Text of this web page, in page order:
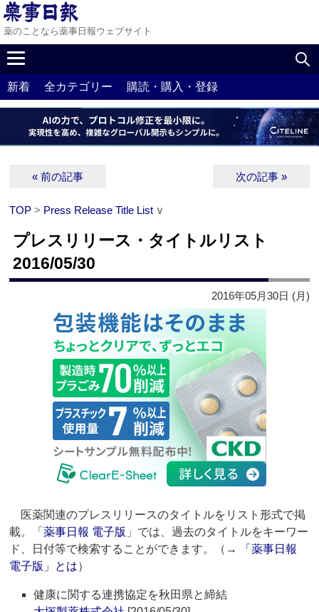
薬のことなら薬事日報ウェブサイト
新着 全カテゴリー 購読・購入・登録
« 前の記事 次の記事 »
TOP > Press Release Title List ∨
プレスリリース・タイトルリスト
2016/05/30
2016年05月30日 (月)
医薬関連のプレスリリースのタイトルをリスト形式で掲
載。「薬事日報 電子版 」では、過去のタイトルをキーワー
ド、日付等で検索することができます。（→
「薬事日報
電子版」とは）
健康に関する連携協定を秋田県と締結